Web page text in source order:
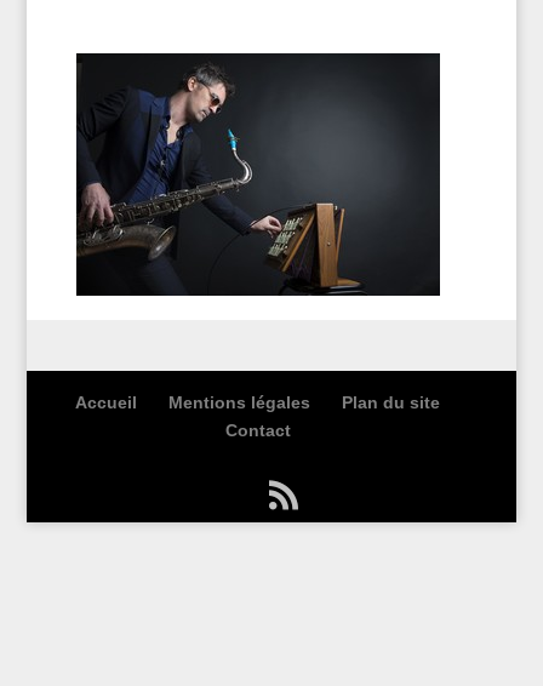
Accueil Mentions légales
Plan du site
Contact